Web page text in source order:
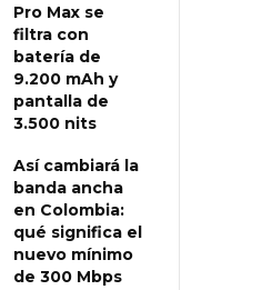
Pro Max se
filtra con
batería de
9.200 mAh y
pantalla de
3.500 nits
Así cambiará la
banda ancha
en Colombia:
qué significa el
nuevo mínimo
de 300 Mbps